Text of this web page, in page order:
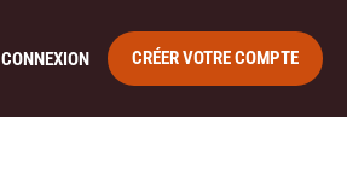
CONNEXION CRÉER VOTRE COMPTE